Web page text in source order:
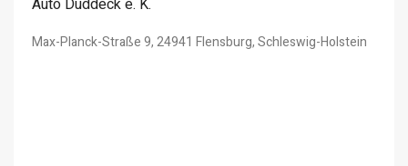
Auto Duddeck e. K.
Max-Planck-Straße 9, 24941 Flensburg, Schleswig-Holstein